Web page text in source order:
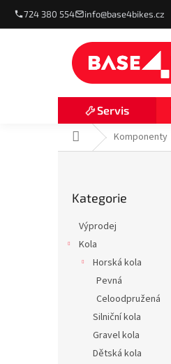
obsah
724 380 554 info@base4bikes.cz
Servis
Domů Komponenty
kategorie
Kategorie
Výprodej
Kola
Horská kola
Pevná
Celoodpružená
Silniční kola
Gravel kola
Dětská kola